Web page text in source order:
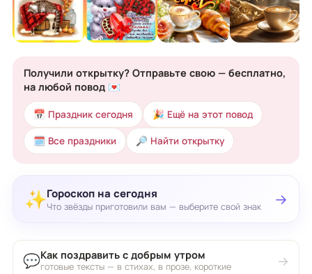
Получили открытку? Отправьте свою — бесплатно,
на любой повод 💌
📅 Праздник сегодня 🎉 Ещё на этот повод
🗓 Все праздники 🔎 Найти открытку
✨Гороскоп на сегодня
Что звёзды приготовили вам — выберите свой знак →
💬Как поздравить с добрым утром
готовые тексты — в стихах, в прозе, короткие →